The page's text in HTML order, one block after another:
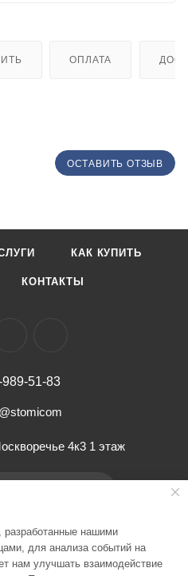
ОПЛАТА
ОСТАВИТЬ ОТЗЫВ
КАК КУПИТЬ
КОНТАКТЫ
51-83
4к3 1 этаж
нашими
для анализа событий на
нам улучшать взаимодействие